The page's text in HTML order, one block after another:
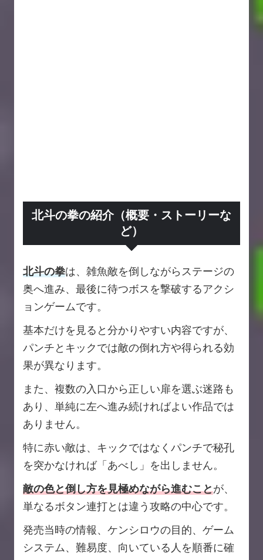
北斗の拳の紹介（概要・ストーリーな
ど）
北斗の拳は、雑魚敵を倒しながらステージの
奥へ進み、最後に待つボスを撃破するアクシ
ョンゲームです。
基本だけを見ると分かりやすい内容ですが、
パンチとキックでは敵の倒れ方や得られる効
果が異なります。
また、複数の入口から正しい扉を選ぶ迷路も
あり、単純に左へ進み続ければよい作品では
ありません。
特に赤い敵は、キックではなくパンチで秘孔
を突かなければ「あべし」を出しません。
敵の色と倒し方を見極めながら進むことが、
単なるボタン連打とは違う攻略の中心です。
発売当時の情報、ケンシロウの目的、ゲーム
システム、難易度、向いている人を順番に確